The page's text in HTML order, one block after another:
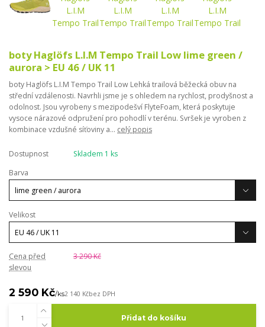
boty Haglöfs L.I.M Tempo Trail Low lime green /
aurora > EU 46 / UK 11
boty Haglöfs L.I.M Tempo Trail Low Lehká trailová běžecká obuv na
střední vzdálenosti. Navrhli jsme je s ohledem na rychlost, prodyšnost a
odolnost. Jsou vyrobeny s mezipodešví FlyteFoam, která poskytuje
vysoce nárazové odpružení pro pohodlí v terénu. Svršek je vyroben z
kombinace vzdušné síťoviny a... celý popis
Dostupnost
Skladem 1 ks
Barva
Velikost
Cena před
slevou
3 290 Kč
2 590 Kč/ks2 140 Kčbez DPH
Přidat do košíku